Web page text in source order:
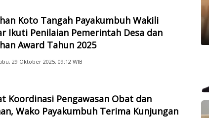
Koto Tangah Payakumbuh Wakili
Ikuti Penilaian Pemerintah Desa dan
Award Tahun 2025
29 Oktober 2025, 09:12 WIB
Koordinasi Pengawasan Obat dan
Wako Payakumbuh Terima Kunjungan